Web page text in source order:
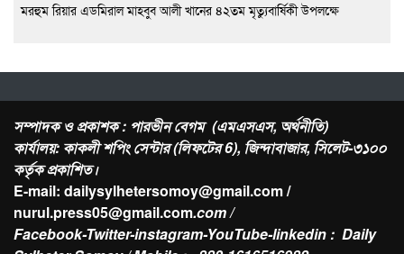
মরহুম রিয়ার এডমিরাল মাহবুব আলী খানের ৪২তম মৃত্যুবার্ষিকী উপলক্ষে
সম্পাদক ও প্রকাশক : পারভীন বেগম (এমএসএস, অর্থনীতি)
কার্যালয়: কাকলী শপিং সেন্টার (লিফটের 6), জিন্দাবাজার, সিলেট-৩১০০
কর্তৃক প্রকাশিত।
E-mail: dailysylhetersomoy@gmail.com /
nurul.press05@gmail.com.com /
Facebook-Twitter-instagram-YouTube-linkedin : Daily